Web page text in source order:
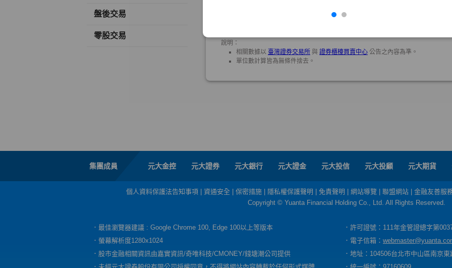
盤後交易
零股交易
集團成員 元大金控 元大證券 元大銀行 元大證金 元大投信 元大投顧 元大期貨
個人資料保護法告知事項 資通安全 保密措施 隱私權保護聲明 免責聲明 網站導覽 聯盟網站
金融友善服
Copyright © Yuanta Financial Holding Co., Ltd. All Rights Reserved.
．最佳瀏覽器建議 : Google Chrome 100, Edge 100以上等版本
．許可證號：111年金管證總字第
．螢幕解析度1280x1024
．電子信箱：
．股市金融相關資訊由嘉實資訊/奇唯科技/CMONEY/錢塘潮公司提供
．地址：104506台北市中山區南京